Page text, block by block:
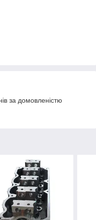
за домовленістю